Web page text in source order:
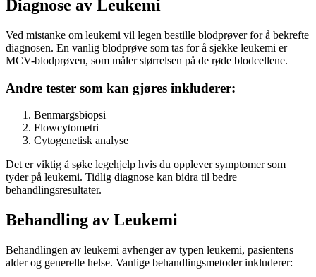
Diagnose av Leukemi
Ved mistanke om leukemi vil legen bestille blodprøver for å bekrefte
diagnosen. En vanlig blodprøve som tas for å sjekke leukemi er
MCV-blodprøven, som måler størrelsen på de røde blodcellene.
Andre tester som kan gjøres inkluderer:
Benmargsbiopsi
Flowcytometri
Cytogenetisk analyse
Det er viktig å søke legehjelp hvis du opplever symptomer som
tyder på leukemi. Tidlig diagnose kan bidra til bedre
behandlingsresultater.
Behandling av Leukemi
Behandlingen av leukemi avhenger av typen leukemi, pasientens
alder og generelle helse. Vanlige behandlingsmetoder inkluderer: